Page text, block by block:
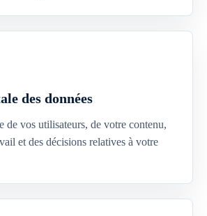
des données
de vos utilisateurs, de votre contenu,
et des décisions relatives à votre